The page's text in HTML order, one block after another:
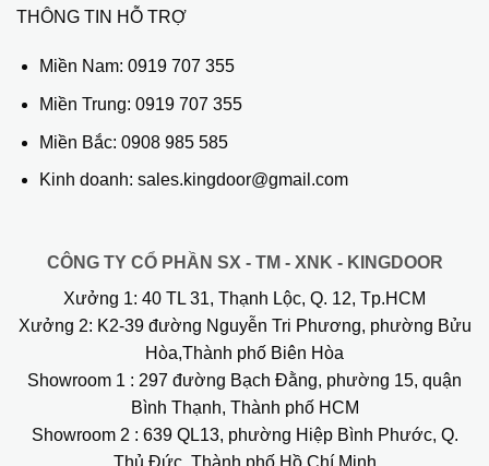
THÔNG TIN HỖ TRỢ
Miền Nam: 0919 707 355
Miền Trung: 0919 707 355
Miền Bắc: 0908 985 585
Kinh doanh: sales.kingdoor@gmail.com
CÔNG TY CỔ PHẦN SX - TM - XNK - KINGDOOR
Xưởng 1: 40 TL 31, Thạnh Lộc, Q. 12, Tp.HCM
Xưởng 2: K2-39 đường Nguyễn Tri Phương, phường Bửu
Hòa,Thành phố Biên Hòa
Showroom 1 : 297 đường Bạch Đằng, phường 15, quận
Bình Thạnh, Thành phố HCM
Showroom 2 : 639 QL13, phường Hiệp Bình Phước, Q.
Thủ Đức, Thành phố Hồ Chí Minh